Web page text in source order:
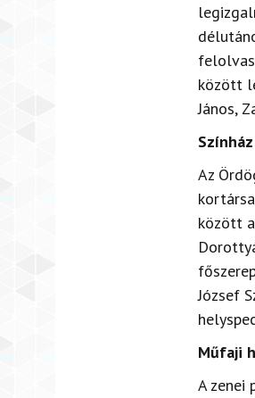
között
János,
Az
között
József
Műfaji
A zenei